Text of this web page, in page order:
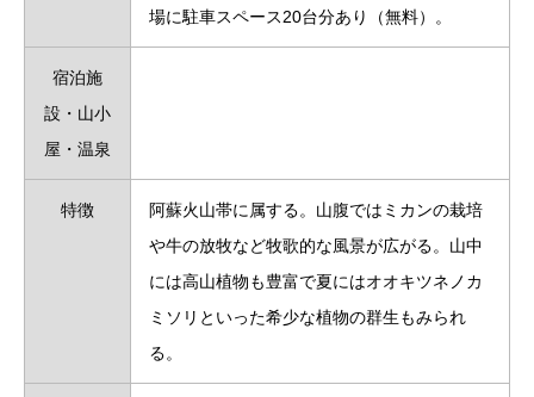
場に駐車スペース20台分あり（無料）。
宿泊施
設・山小
屋・温泉
特徴
阿蘇火山帯に属する。山腹ではミカンの栽培
や牛の放牧など牧歌的な風景が広がる。山中
には高山植物も豊富で夏にはオオキツネノカ
ミソリといった希少な植物の群生もみられ
る。